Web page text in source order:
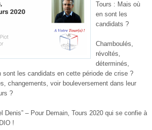
Tours : Mais où
en sont les
candidats ?
Chamboulés,
révoltés,
déterminés,
les candidats en cette période de crise ?
changements, voir bouleversement dans leur
?
Denis” – Pour Demain, Tours 2020 qui se confie à
!